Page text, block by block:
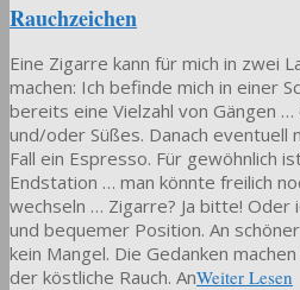
Rauchzeichen
Eine Zigarre kann für mich in zwei
machen: Ich befinde mich in einer
bereits eine Vielzahl von Gängen
und/oder Süßes. Danach eventuell
Fall ein Espresso. Für gewöhnlich
Endstation … man könnte freilich
wechseln … Zigarre? Ja bitte! Oder
und bequemer Position. An
kein Mangel. Die Gedanken
der köstliche Rauch. AnWeiter Lesen